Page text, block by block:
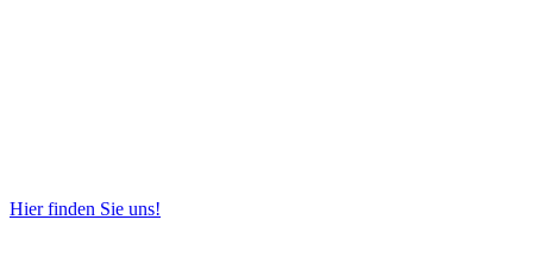
Hier finden Sie uns!